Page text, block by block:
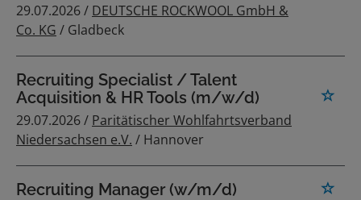
29.07.2026 / DEUTSCHE ROCKWOOL GmbH &
Co. KG / Gladbeck
Recruiting Specialist / Talent
Acquisition & HR Tools (m/w/d)
29.07.2026 / Paritätischer Wohlfahrtsverband
Niedersachsen e.V. / Hannover
Recruiting Manager (w/m/d)